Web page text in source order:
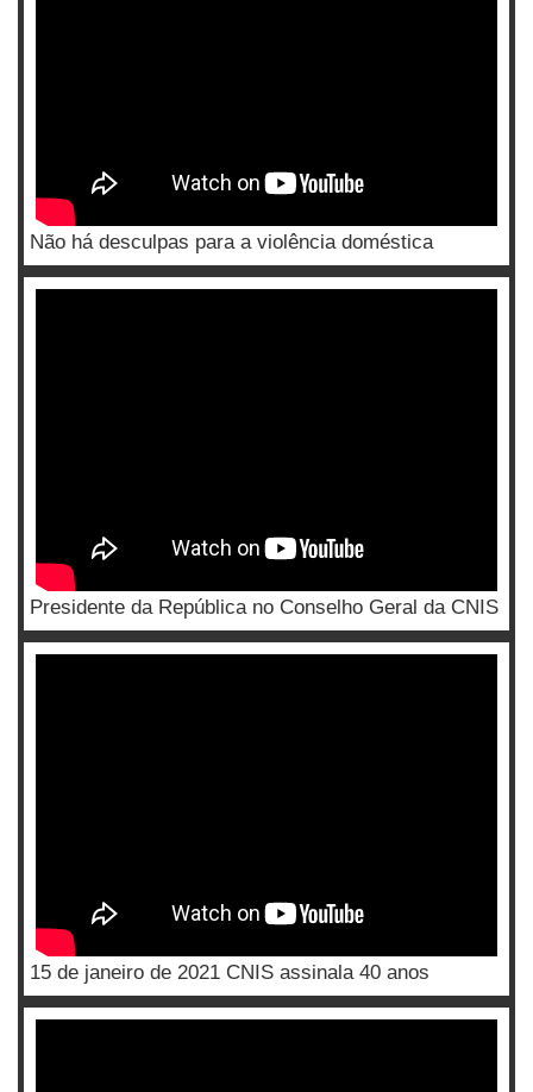
Não há desculpas para a violência doméstica
Presidente da República no Conselho Geral da CNIS
15 de janeiro de 2021 CNIS assinala 40 anos